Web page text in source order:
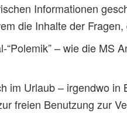
Informationen
die Inhalte der
“Polemik” – wie die MS
im Urlaub – irgendwo
freien Benutzung zur